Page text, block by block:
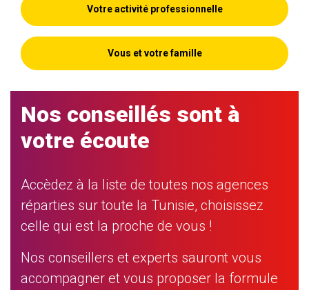
Votre activité professionnelle
Vous et votre famille
Nos conseillés sont à
votre écoute
Accèdez à la liste de toutes nos agences
réparties sur toute la Tunisie, choisissez
celle qui est la proche de vous !
Nos conseillers et experts sauront vous
accompagner et vous proposer la formule